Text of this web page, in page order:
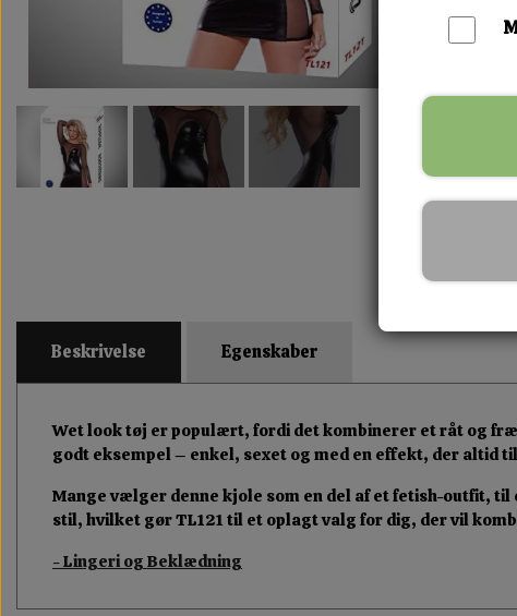
Beskrivelse Egenskaber
Wet look tøj er populært, fordi det kombinerer et råt og
godt eksempel – enkel, sexet og med en effekt, der
Mange vælger denne kjole som en del af et fetish-outfit,
stil, hvilket gør TL121 til et oplagt valg for dig, der vil
- Lingeri og Beklædning